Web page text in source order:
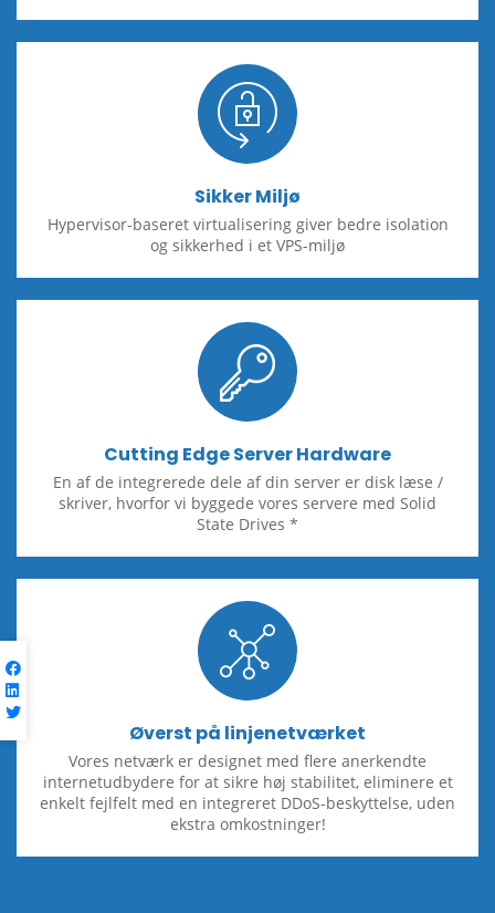
Sikker Miljø
Hypervisor-baseret virtualisering giver bedre isolation
og sikkerhed i et VPS-miljø
Cutting Edge Server Hardware
En af de integrerede dele af din server er disk læse /
skriver, hvorfor vi byggede vores servere med Solid
State Drives *
Øverst på linjenetværket
Vores netværk er designet med flere anerkendte
internetudbydere for at sikre høj stabilitet, eliminere et
enkelt fejlfelt med en integreret DDoS-beskyttelse, uden
ekstra omkostninger!